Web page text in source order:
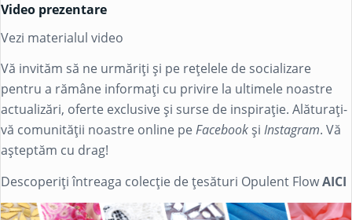
Video prezentare
Vezi materialul video
Vă invităm să ne urmăriți și pe rețelele de socializare
pentru a rămâne informați cu privire la ultimele noastre
actualizări, oferte exclusive și surse de inspirație. Alăturați-
vă comunității noastre online peFacebook și Instagram. Vă
așteptăm cu drag!
Descoperiți întreaga colecție de țesături Opulent FlowAICI